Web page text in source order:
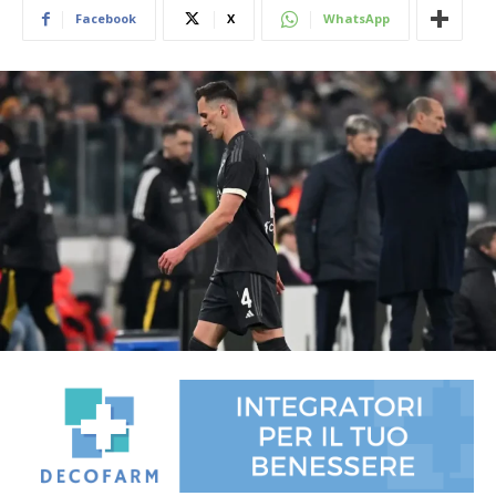
Facebook X WhatsApp